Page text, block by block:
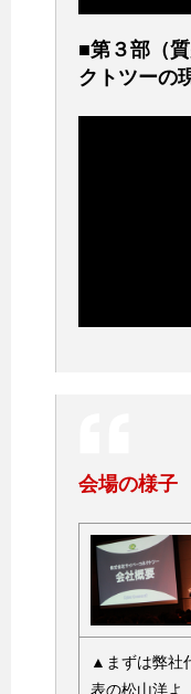
■第３部（
クトツーの
会場の様子
▲まずは弊社
表の松山洋よ